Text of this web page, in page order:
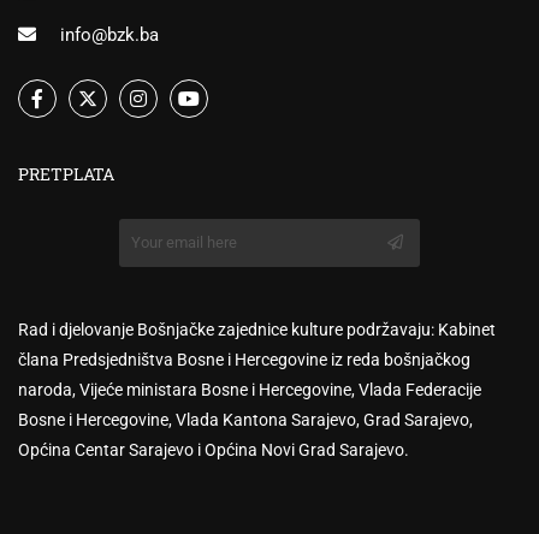
info@bzk.ba
PRETPLATA
Rad i djelovanje Bošnjačke zajednice kulture podržavaju: Kabinet
člana Predsjedništva Bosne i Hercegovine iz reda bošnjačkog
naroda, Vijeće ministara Bosne i Hercegovine, Vlada Federacije
Bosne i Hercegovine, Vlada Kantona Sarajevo, Grad Sarajevo,
Općina Centar Sarajevo i Općina Novi Grad Sarajevo.